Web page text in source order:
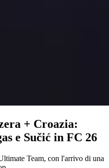
+ Croazia:
e Sučić in FC 26
Team, con l'arrivo di una